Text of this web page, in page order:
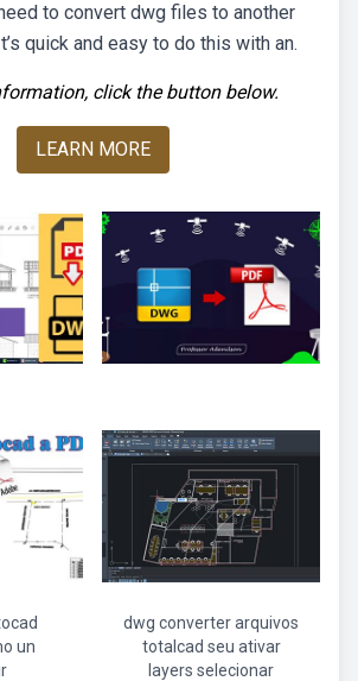
to convert dwg files to another
quick and easy to do this with an.
click the button below.
LEARN MORE
un
dwg converter arquivos
totalcad seu ativar
layers selecionar